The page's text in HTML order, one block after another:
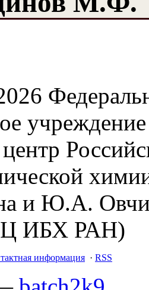
и Ю.А.
ИБХ РАН)
информация · RSS